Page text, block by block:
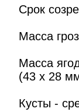
Срок
Масса
Масса
(43 х 28
Кусты -